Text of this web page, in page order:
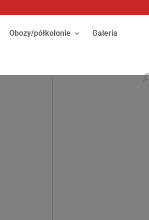
Obozy/półkolonie Galeria